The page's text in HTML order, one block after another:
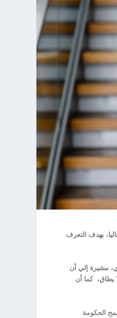
بهدف التعرف
مشيرة إلي أن
يطاق، كما أن
الحكومة